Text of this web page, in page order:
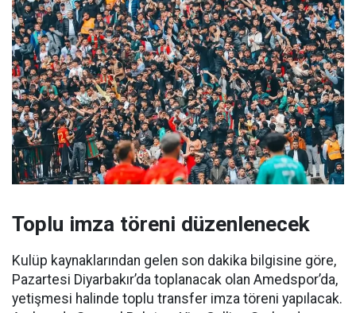
Toplu imza töreni düzenlenecek
Kulüp kaynaklarından gelen son dakika bilgisine göre,
Pazartesi Diyarbakır’da toplanacak olan Amedspor’da,
yetişmesi halinde toplu transfer imza töreni yapılacak.